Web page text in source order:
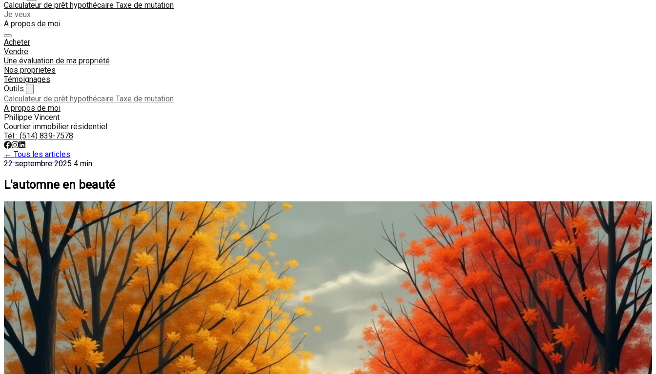
Calculateur de prêt hypothécaire Taxe de mutation
Je veux
A propos de moi
Acheter
Vendre
Une évaluation de ma propriété
Nos proprietes
Témoignages
Outils
Calculateur de prêt hypothécaire Taxe de mutation
A propos de moi
Philippe Vincent
Courtier immobilier résidentiel
Tél : (514) 839-7578
← Tous les articles
22 septembre 2025 4 min
L'automne en beauté